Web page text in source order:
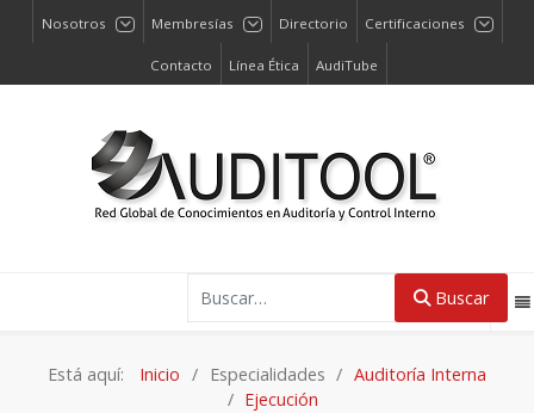
Nosotros Membresías Directorio Certificaciones
Contacto Línea Ética AudiTube
Buscar
Está aquí: Inicio Especialidades
Auditoría Interna
Ejecución